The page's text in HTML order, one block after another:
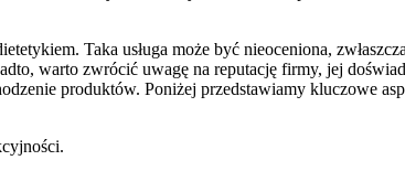
Taka usługa może być nieoceniona,
warto zwrócić uwagę na reputację firmy, jej
produktów. Poniżej przedstawiamy kluczowe